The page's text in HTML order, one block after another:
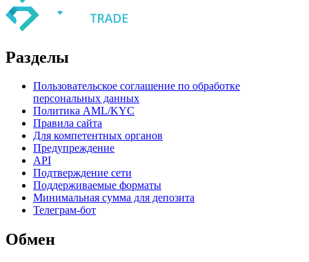
Разделы
Пользовательское соглашение по обработке
персональных данных
Политика AML/KYC
Правила сайта
Для компетентных органов
Предупреждение
API
Подтверждение сети
Поддерживаемые форматы
Минимальная сумма для депозита
Телеграм-бот
Обмен